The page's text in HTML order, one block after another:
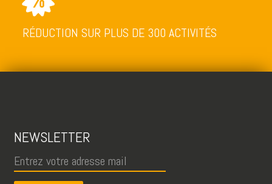
RÉDUCTION SUR PLUS DE 300 ACTIVITÉS
NEWSLETTER